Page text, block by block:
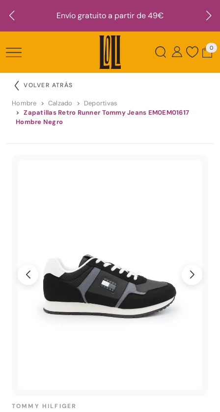
Envío gratuito a partir de 49€
0
VOLVER ATRÁS
Hombre Calzado
Deportivas
Zapatillas Retro Runner Tommy Jeans EM0EM01617
Hombre Negro
TOMMY HILFIGER